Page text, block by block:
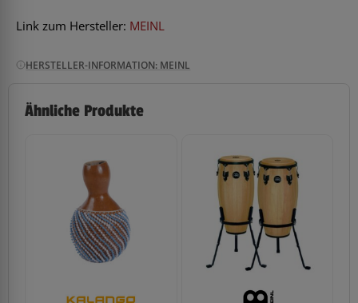
Link zum Hersteller: MEINL
HERSTELLER-INFORMATION: MEINL
Ähnliche Produkte